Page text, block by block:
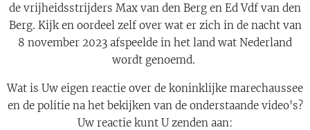
de vrijheidsstrijders Max van den Berg en Ed Vdf van den
Berg. Kijk en oordeel zelf over wat er zich in de nacht van
8 november 2023 afspeelde in het land wat Nederland
wordt genoemd.
Wat is Uw eigen reactie over de koninklijke marechaussee
en de politie na het bekijken van de onderstaande video's?
Uw reactie kunt U zenden aan: